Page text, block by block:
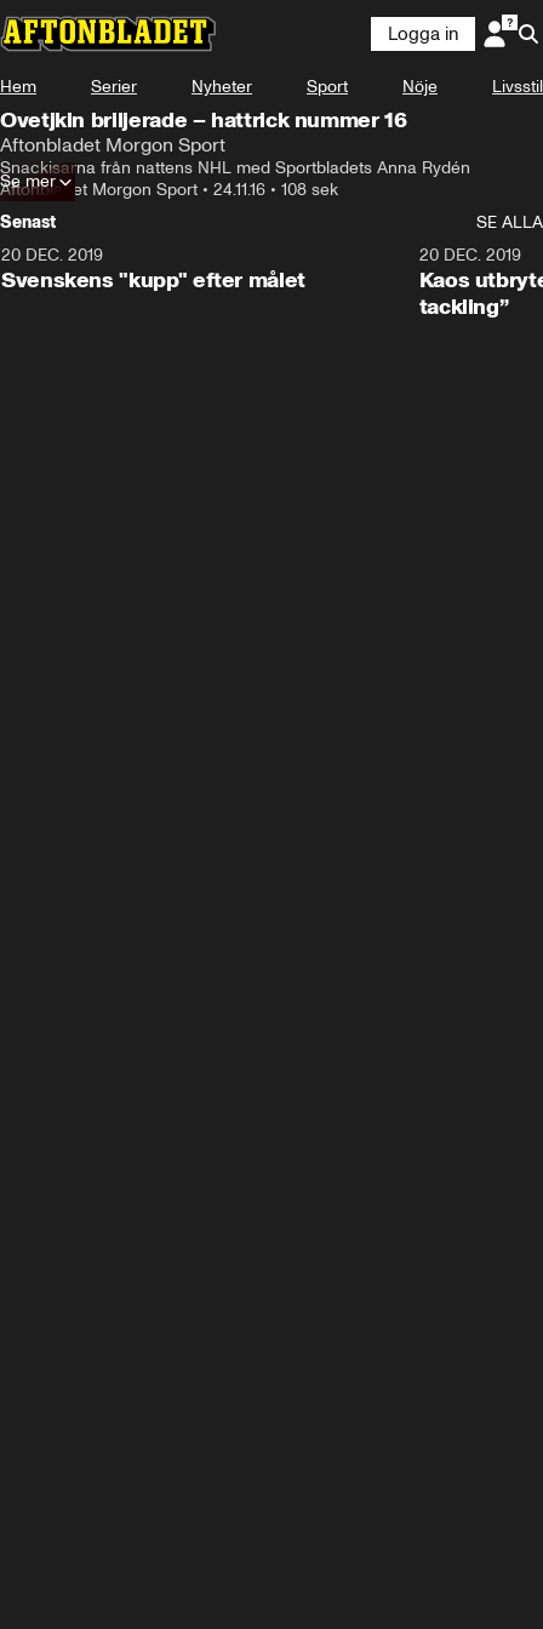
Logga in
Hem Serier Nyheter Sport Nöje Livsstil
Ovetjkin briljerade – hattrick nummer 16
Aftonbladet Morgon Sport
Snackisarna från nattens NHL med Sportbladets Anna Rydén
Aftonbladet Morgon Sport • 24.11.16 • 108 sek
Se mer
Senast
SE ALLA
20 DEC. 2019
Svenskens "kupp" efter målet
20 DEC. 2019
Kaos
tackling”